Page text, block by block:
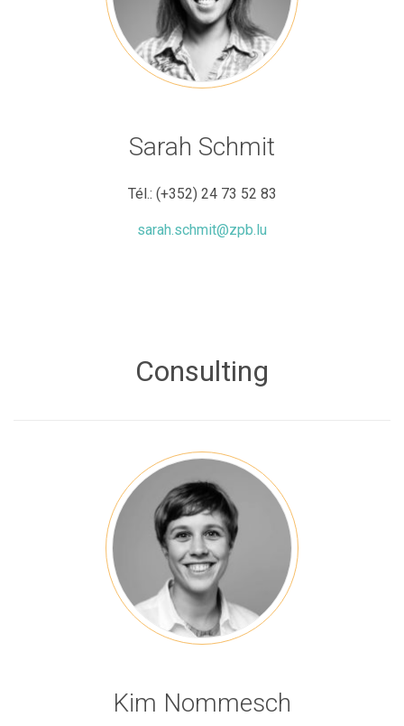
Sarah Schmit
Tél.: (+352) 24 73 52 83
sarah.schmit@zpb.lu
Consulting
Kim Nommesch